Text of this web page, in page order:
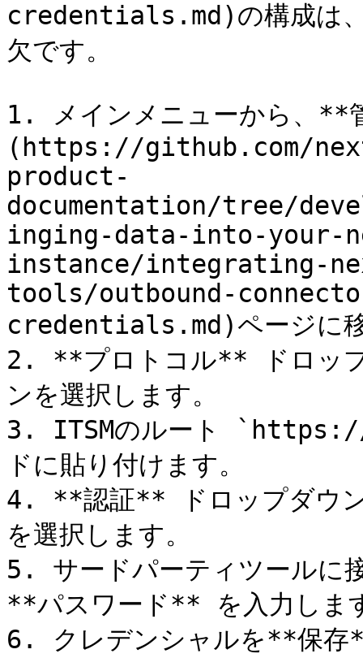
credentials.md)の構成は、
欠です。
1. メインメニューから、
(https://github.com/
product-
documentation/tree/
inging-data-into-your-
instance/integrating-
tools/outbound-
credentials.md)ページに
2. **プロトコル** ドロッ
ンを選択します。
3. ITSMのルート
ドに貼り付けます。
4. **認証** ドロップダウ
を選択します。
5. サードパーティツール
**パスワード** を入力しま
6. クレデンシャルを**保存